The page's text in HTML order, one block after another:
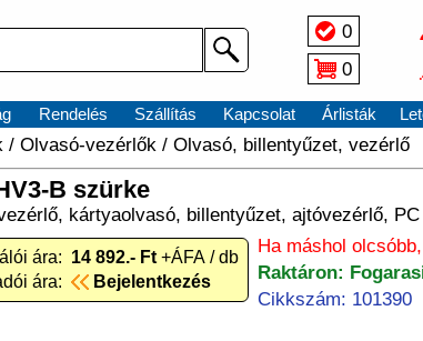
0
0
Rendelés Szállítás Kapcsolat Árlisták
/ Olvasó-vezérlők / Olvasó, billentyűzet, vezérlő
B szürke
kártyaolvasó, billentyűzet, ajtóvezérlő,
ára: 14 892.- Ft +ÁFA / db
ára:
Bejelentkezés
Ha máshol
Raktáron:
Cikkszám: 101390